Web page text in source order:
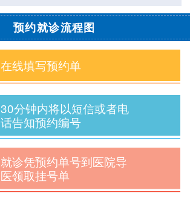
预约就诊流程图
在线填写预约单
30分钟内将以短信或者电
话告知预约编号
就诊凭预约单号到医院导
医领取挂号单